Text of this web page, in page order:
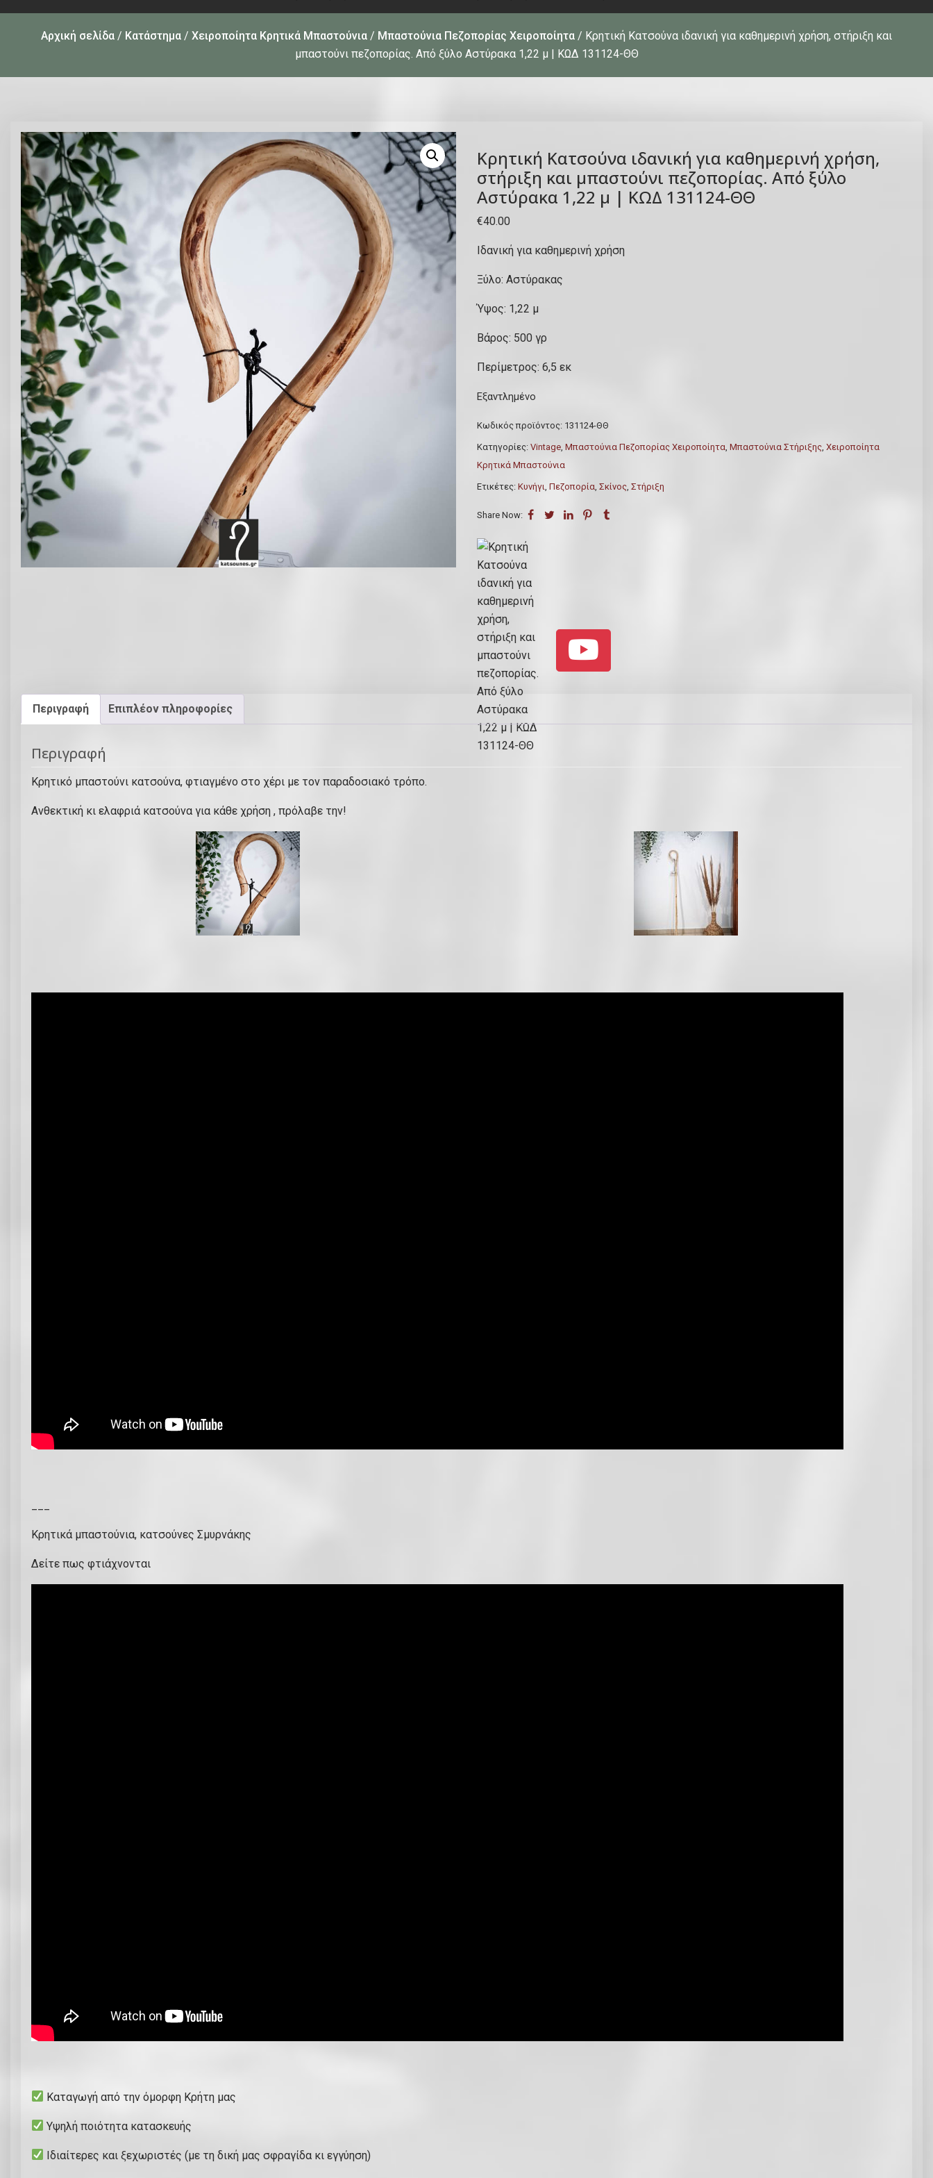
Αρχική σελίδα / Κατάστημα / Χειροποίητα Κρητικά Μπαστούνια / Μπαστούνια Πεζοπορίας Χειροποίητα / Κρητική Κατσούνα ιδανική για καθημερινή χρήση, στήριξη και
μπαστούνι πεζοπορίας. Από ξύλο Αστύρακα 1,22 μ | ΚΩΔ 131124-ΘΘ
Κρητική Κατσούνα ιδανική για καθημερινή χρήση,
στήριξη και μπαστούνι πεζοπορίας. Από ξύλο
Αστύρακα 1,22 μ | ΚΩΔ 131124-ΘΘ
€40.00
Ιδανική για καθημερινή χρήση
Ξύλο: Αστύρακας
Ύψος: 1,22 μ
Βάρος: 500 γρ
Περίμετρος: 6,5 εκ
Εξαντλημένο
Κωδικός προϊόντος: 131124-ΘΘ
Κατηγορίες: Vintage, Μπαστούνια Πεζοπορίας Χειροποίητα, Μπαστούνια Στήριξης, Χειροποίητα
Κρητικά Μπαστούνια
Ετικέτες: Κυνήγι, Πεζοπορία, Σκίνος, Στήριξη
Share Now:
Περιγραφή Επιπλέον πληροφορίες
Περιγραφή
Κρητικό μπαστούνι κατσούνα, φτιαγμένο στο χέρι με τον παραδοσιακό τρόπο.
Ανθεκτική κι ελαφριά κατσούνα για κάθε χρήση , πρόλαβε την!
Κρητικά μπαστούνια, κατσούνες Σμυρνάκης
Δείτε πως φτιάχνονται
Καταγωγή από την όμορφη Κρήτη μας
Υψηλή ποιότητα κατασκευής
Ιδιαίτερες και ξεχωριστές (με τη δική μας σφραγίδα κι εγγύηση)